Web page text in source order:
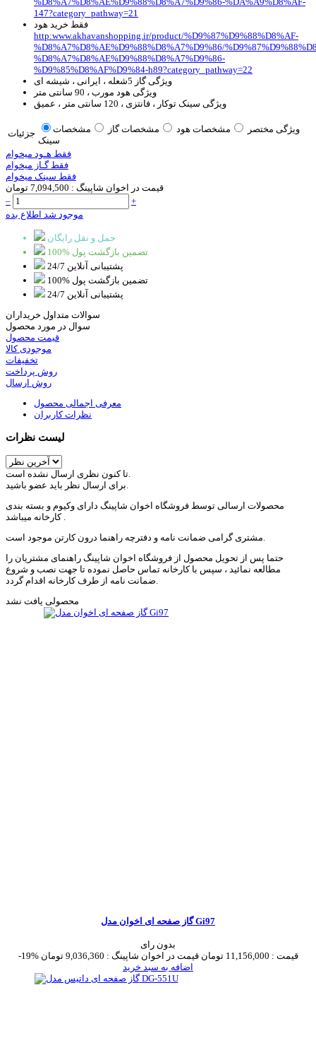
147?category_pathway=21
فقط خرید هود
http:www.akhavanshopping.ir/product/%D9%87%D9%88%D8%AF-
%D8%A7%D8%AE%D9%88%D8%A7%D9%86/
%D8%A7%D8%AE%D9%88%D8%A7%D9%86-
%D9%85%D8%AF%D9%84-h89?category_pathway=22
ویژگی گاز 5شعله ، ایرانی ، شیشه ای
ویژگی هود مورب ، 90 سانتی متر
ویژگی سینک توکار ، فانتزی ، 120 سانتی متر ، عمیق
جزئیات ویژگی مختصر مشخصات هود مشخصات گاز
مشخصات
سینک
فقط هـود میخوام
فقط گـاز میخوام
فقط سینک میخوام
قیمت در اخوان شاپینگ : 7,094,500 تومان
–
+
موجود شد اطلاع بده
حمل و نقل رایگان
100% تضمین بازگشت پول
پشتیبانی آنلاین 24/7
100% تضمین بازگشت پول
پشتیبانی آنلاین 24/7
سوالات متداول خریداران
سوال در مورد محصول
قیمت محصول
موجودی کالا
تخفیفات
روش پرداخت
روش ارسال
معرفی اجمالی محصول
نظرات کاربران
لیست نظرات
محصولات ارسالی توسط فروشگاه اخوان شاپینگ دارای وکیوم و بسته بندی
کارخانه میباشد .
حتما پس از تحویل محصول از فروشگاه اخوان شاپینگ راهنمای مشتریان را
مطالعه نمائید ، سپس با کارخانه تماس حاصل نموده تا جهت نصب و شروع
محصولی یافت نشد
گاز صفحه ای اخوان مدل Gi97
بدون رای
-19%
قیمت : 11,156,000 تومان قیمت در اخوان شاپینگ : 9,036,360 تومان
اضافه به سبد خرید